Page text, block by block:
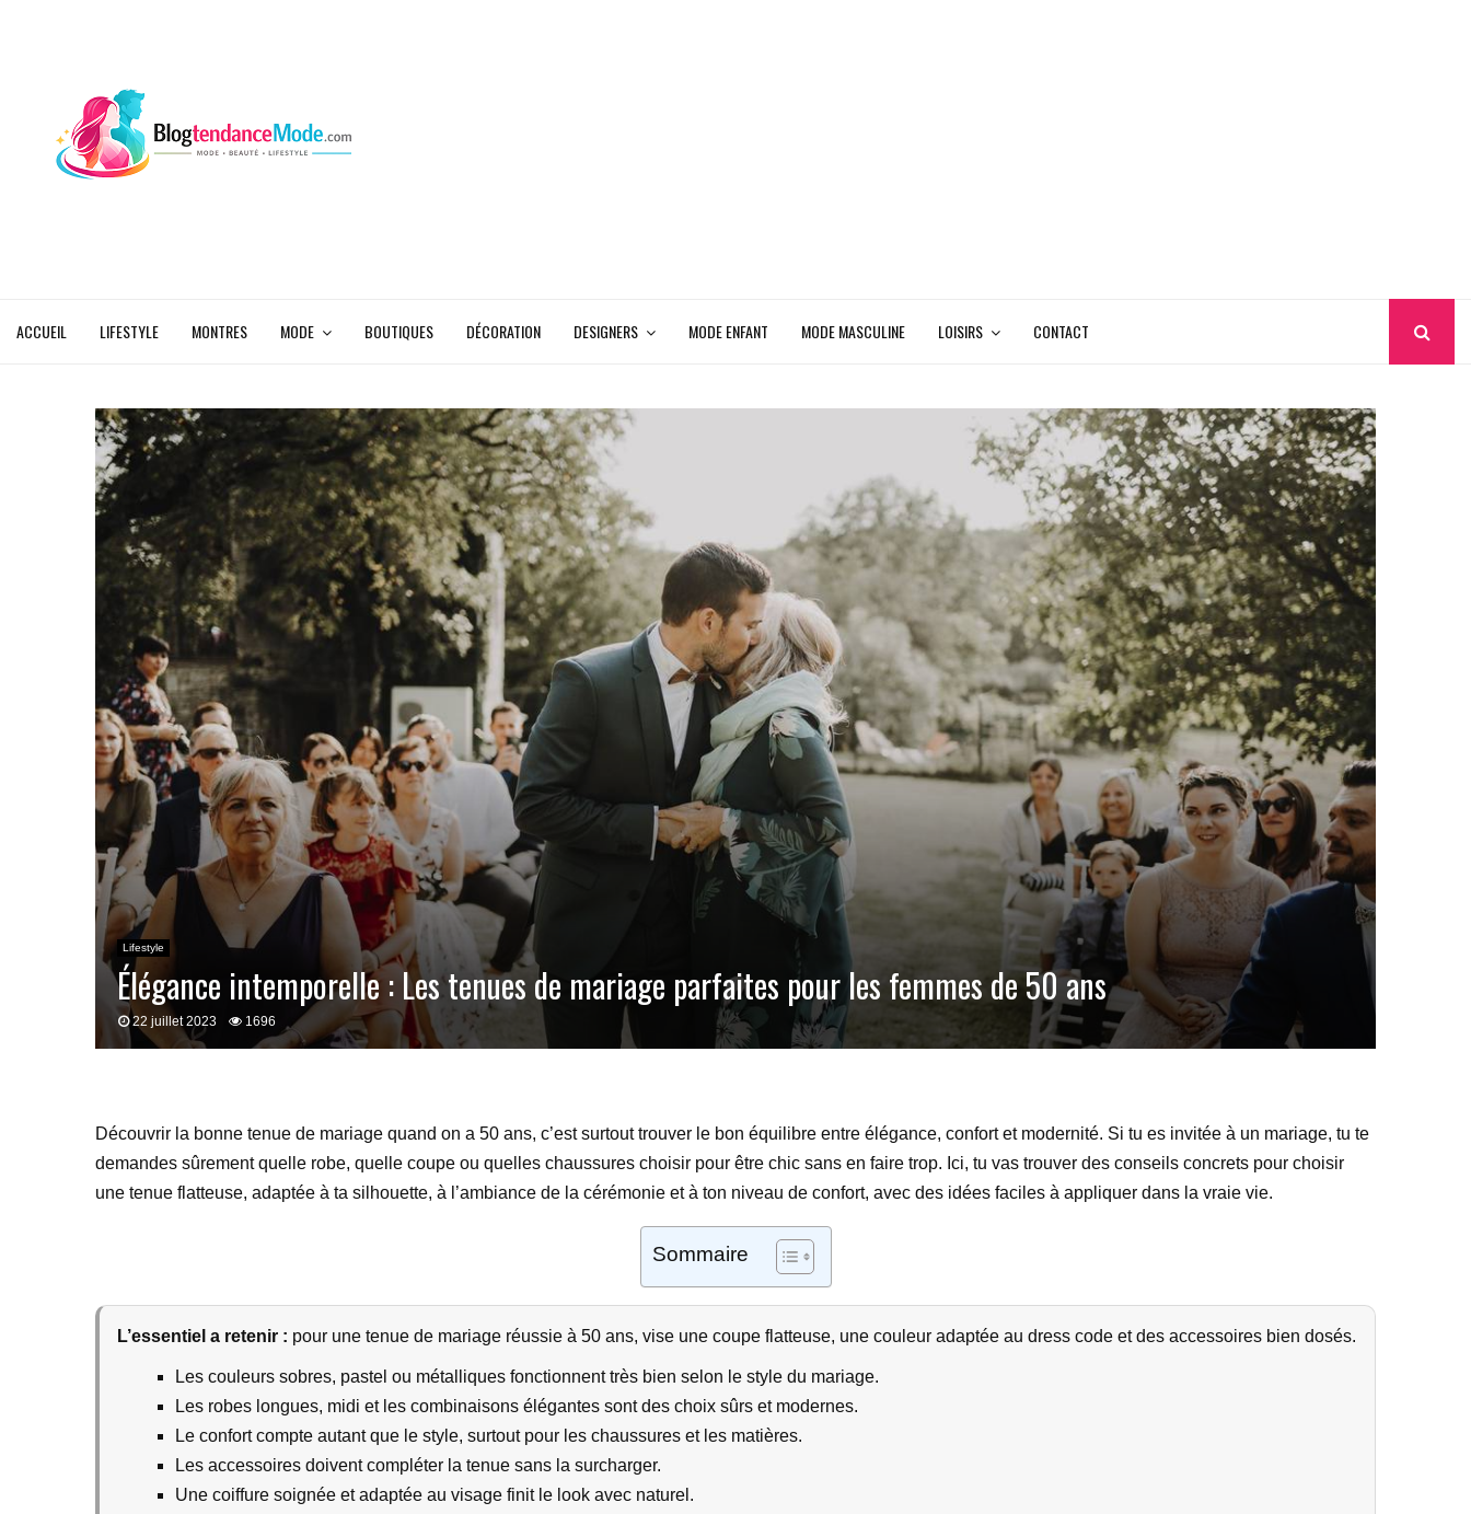
ACCUEIL LIFESTYLE MONTRES MODE BOUTIQUES DÉCORATION DESIGNERS MODE ENFANT MODE MASCULINE LOISIRS CONTACT
Lifestyle
Élégance intemporelle : Les tenues de mariage parfaites pour les femmes de 50 ans
22 juillet 2023 1696
Découvrir la bonne tenue de mariage quand on a 50 ans, c’est surtout trouver le bon équilibre entre élégance, confort et modernité. Si tu es invitée à un mariage, tu te
demandes sûrement quelle robe, quelle coupe ou quelles chaussures choisir pour être chic sans en faire trop. Ici, tu vas trouver des conseils concrets pour choisir
une tenue flatteuse, adaptée à ta silhouette, à l’ambiance de la cérémonie et à ton niveau de confort, avec des idées faciles à appliquer dans la vraie vie.
Sommaire
L’essentiel a retenir : pour une tenue de mariage réussie à 50 ans, vise une coupe flatteuse, une couleur adaptée au dress code et des accessoires bien dosés.
Les couleurs sobres, pastel ou métalliques fonctionnent très bien selon le style du mariage.
Les robes longues, midi et les combinaisons élégantes sont des choix sûrs et modernes.
Le confort compte autant que le style, surtout pour les chaussures et les matières.
Les accessoires doivent compléter la tenue sans la surcharger.
Une coiffure soignée et adaptée au visage finit le look avec naturel.